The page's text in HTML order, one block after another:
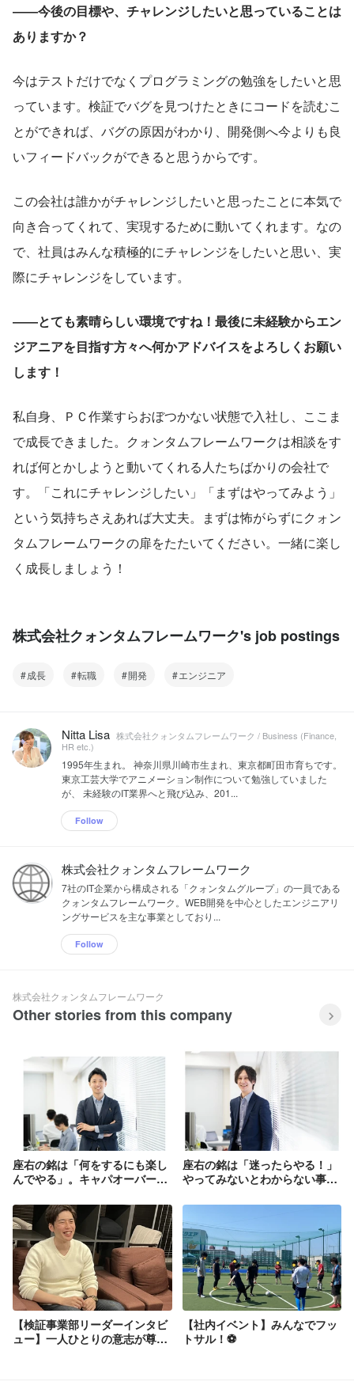
――今後の目標や、チャレンジしたいと思っていることは
ありますか？
今はテストだけでなくプログラミングの勉強をしたいと思
っています。検証でバグを見つけたときにコードを読むこ
とができれば、バグの原因がわかり、開発側へ今よりも良
いフィードバックができると思うからです。
この会社は誰かがチャレンジしたいと思ったことに本気で
向き合ってくれて、実現するために動いてくれます。なの
で、社員はみんな積極的にチャレンジをしたいと思い、実
際にチャレンジをしています。
――とても素晴らしい環境ですね！最後に未経験からエン
ジアニアを目指す方々へ何かアドバイスをよろしくお願い
します！
私自身、ＰＣ作業すらおぼつかない状態で入社し、ここま
で成長できました。クォンタムフレームワークは相談をす
れば何とかしようと動いてくれる人たちばかりの会社で
す。「これにチャレンジしたい」「まずはやってみよう」
という気持ちさえあれば大丈夫。まずは怖がらずにクォン
タムフレームワークの扉をたたいてください。一緒に楽し
く成長しましょう！
株式会社クォンタムフレームワーク's job postings
成長 転職 開発 エンジニア
Nitta Lisa 株式会社クォンタムフレームワーク / Business (Finance,
HR etc.)
1995年生まれ。 神奈川県川崎市生まれ、東京都町田市育ちです。
東京工芸大学でアニメーション制作について勉強していました
が、 未経験のIT業界へと飛び込み、201...
Follow
株式会社クォンタムフレームワーク
7社のIT企業から構成される「クォンタムグループ」の一員である
クォンタムフレームワーク。WEB開発を中心としたエンジニアリ
ングサービスを主な事業としており...
Follow
株式会社クォンタムフレームワーク
Other stories from this company
座右の銘は「何をするにも楽し
んでやる」。キャパオーバーな
ィブに行動するCEO根本の理念
とは？
座右の銘は「迷ったらやる！」
やってみないとわからない事が
っていたいと語る上田へインタ
ビュー！
【検証事業部リーダーインタビ
ュー】一人ひとりの意志が尊重
【社内イベント】みんなでフッ
トサル！⚽